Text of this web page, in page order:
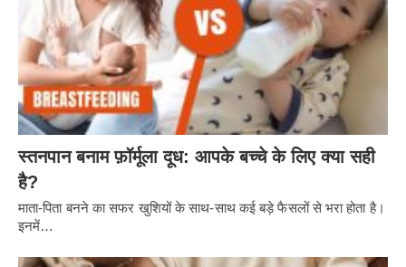
स्तनपान बनाम फ़ॉर्मूला दूध: आपके बच्चे के लिए क्या सही
है?
माता-पिता बनने का सफर खुशियों के साथ-साथ कई बड़े फैसलों से भरा होता है।
इनमें…